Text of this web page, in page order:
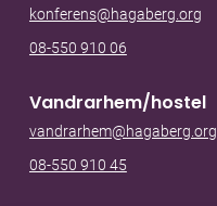
konferens@hagaberg.org
08-550 910 06
Vandrarhem/hostel
vandrarhem@hagaberg.org
08-550 910 45